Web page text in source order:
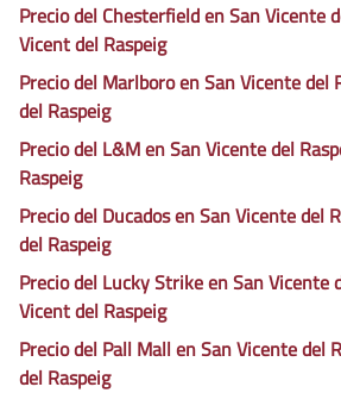
Precio del Chesterfield en San Vicente
Vicent del Raspeig
Precio del Marlboro en San Vicente del
del Raspeig
Precio del L&M en San Vicente del
Raspeig
Precio del Ducados en San Vicente del
del Raspeig
Precio del Lucky Strike en San Vicente
Vicent del Raspeig
Precio del Pall Mall en San Vicente del
del Raspeig